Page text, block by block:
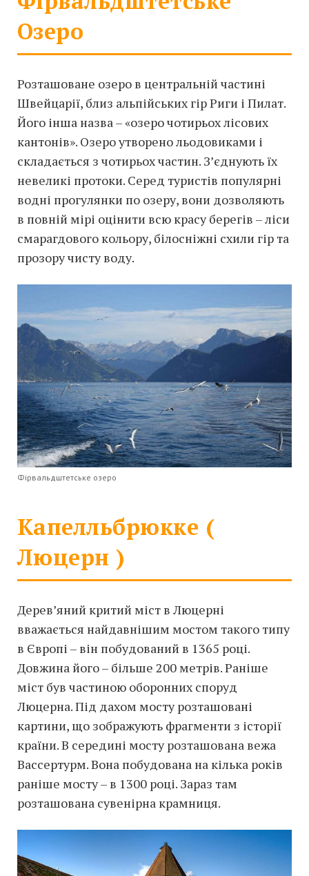
Озеро
Розташоване озеро в центральній частині
Швейцарії, близ альпійських гір Риги і Пилат.
Його інша назва – «озеро чотирьох лісових
кантонів». Озеро утворено льодовиками і
складається з чотирьох частин. З’єднують їх
невеликі протоки. Серед туристів популярні
водні прогулянки по озеру, вони дозволяють
в повній мірі оцінити всю красу берегів – ліси
смарагдового кольору, білосніжні схили гір та
прозору чисту воду.
Фірвальдштетське озеро
Капелльбрюкке (
Люцерн )
Дерев’яний критий міст в Люцерні
вважається найдавнішим мостом такого типу
в Європі – він побудований в 1365 році.
Довжина його – більше 200 метрів. Раніше
міст був частиною оборонних споруд
Люцерна. Під дахом мосту розташовані
картини, що зображують фрагменти з історії
країни. В середині мосту розташована вежа
Вассертурм. Вона побудована на кілька років
раніше мосту – в 1300 році. Зараз там
розташована сувенірна крамниця.